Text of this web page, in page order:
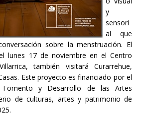
y
sensori
al que
sobre la menstruación. El
lunes 17 de noviembre en el Centro
también visitará Curarrehue,
Este proyecto es financiado por el
y Desarrollo de las Artes
de culturas, artes y patrimonio de